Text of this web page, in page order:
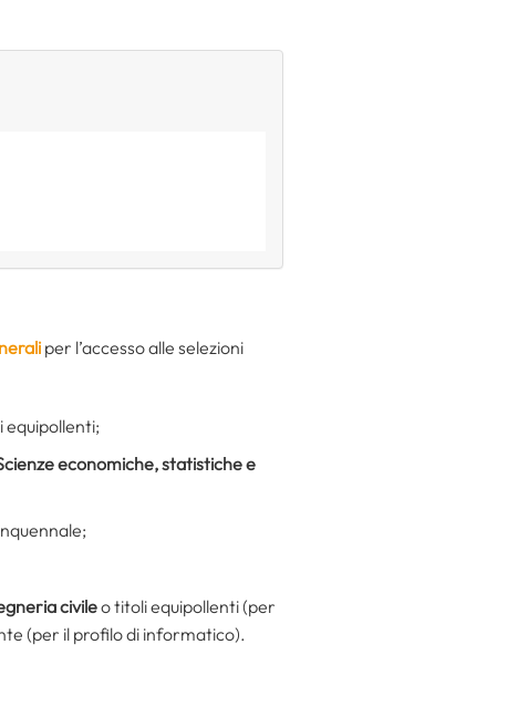
per l’accesso alle selezioni
equipollenti;
economiche, statistiche e
civileo titoli equipollenti (per
(per il profilo di informatico).